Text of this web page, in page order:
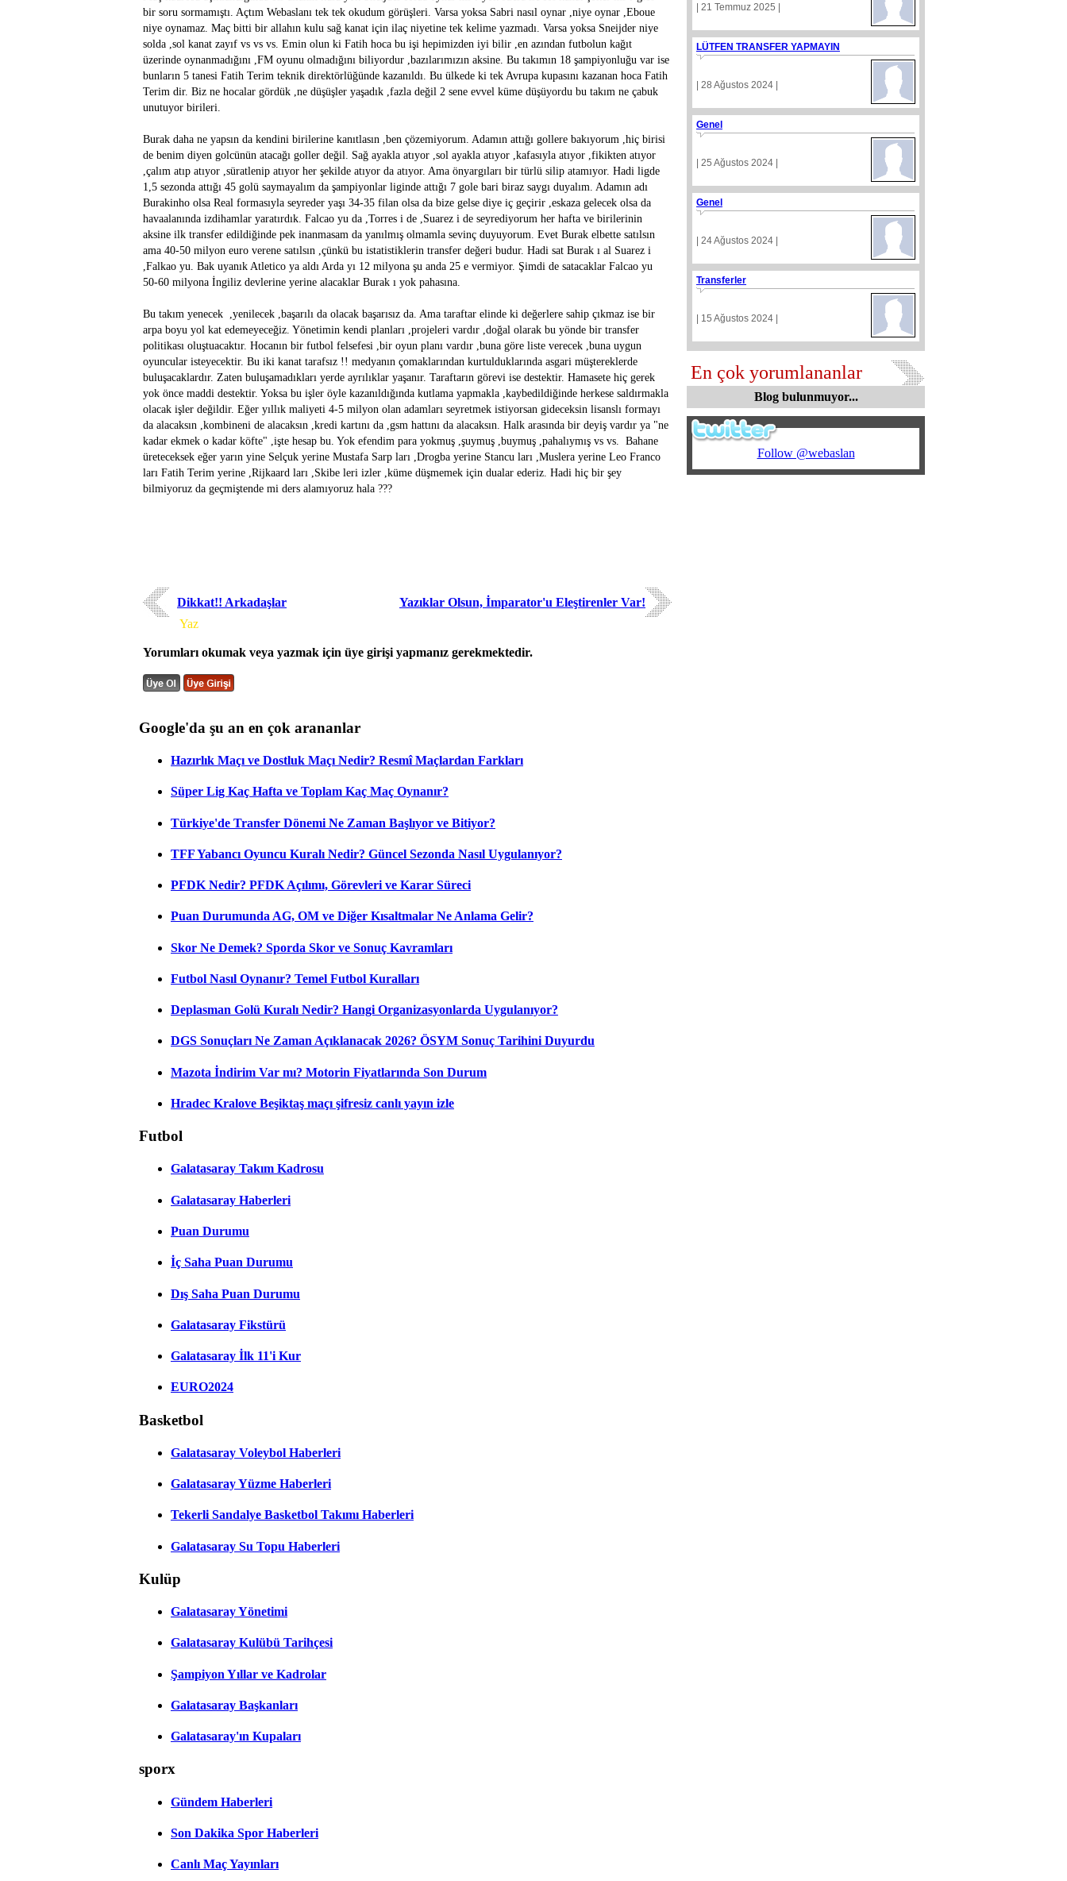
bir soru sormamıştı. Açtım Webaslanı tek tek okudum görüşleri. Varsa yoksa Sabri nasıl oynar ,niye oynar ,Eboue
niye oynamaz. Maç bitti bir allahın kulu sağ kanat için ilaç niyetine tek kelime yazmadı. Varsa yoksa Sneijder niye
solda ,sol kanat zayıf vs vs vs. Emin olun ki Fatih hoca bu işi hepimizden iyi bilir ,en azından futbolun kağıt
üzerinde oynanmadığını ,FM oyunu olmadığını biliyordur ,bazılarımızın aksine. Bu takımın 18 şampiyonluğu var ise
bunların 5 tanesi Fatih Terim teknik direktörlüğünde kazanıldı. Bu ülkede ki tek Avrupa kupasını kazanan hoca Fatih
Terim dir. Biz ne hocalar gördük ,ne düşüşler yaşadık ,fazla değil 2 sene evvel küme düşüyordu bu takım ne çabuk
unutuyor birileri.
Burak daha ne yapsın da kendini birilerine kanıtlasın ,ben çözemiyorum. Adamın attığı gollere bakıyorum ,hiç birisi
de benim diyen golcünün atacağı goller değil. Sağ ayakla atıyor ,sol ayakla atıyor ,kafasıyla atıyor ,fikikten atıyor
,çalım atıp atıyor ,süratlenip atıyor her şekilde atıyor da atıyor. Ama önyargıları bir türlü silip atamıyor. Hadi ligde
1,5 sezonda attığı 45 golü saymayalım da şampiyonlar liginde attığı 7 gole bari biraz saygı duyalım. Adamın adı
Burakinho olsa Real formasıyla seyreder yaşı 34-35 filan olsa da bize gelse diye iç geçirir ,eskaza gelecek olsa da
havaalanında izdihamlar yaratırdık. Falcao yu da ,Torres i de ,Suarez i de seyrediyorum her hafta ve birilerinin
aksine ilk transfer edildiğinde pek inanmasam da yanılmış olmamla sevinç duyuyorum. Evet Burak elbette satılsın
ama 40-50 milyon euro verene satılsın ,çünkü bu istatistiklerin transfer değeri budur. Hadi sat Burak ı al Suarez i
,Falkao yu. Bak uyanık Atletico ya aldı Arda yı 12 milyona şu anda 25 e vermiyor. Şimdi de satacaklar Falcao yu
50-60 milyona İngiliz devlerine yerine alacaklar Burak ı yok pahasına.
Bu takım yenecek ,yenilecek ,başarılı da olacak başarısız da. Ama taraftar elinde ki değerlere sahip çıkmaz ise bir
arpa boyu yol kat edemeyeceğiz. Yönetimin kendi planları ,projeleri vardır ,doğal olarak bu yönde bir transfer
politikası oluştuacaktır. Hocanın bir futbol felsefesi ,bir oyun planı vardır ,buna göre liste verecek ,buna uygun
oyuncular isteyecektir. Bu iki kanat tarafsız !! medyanın çomaklarından kurtulduklarında asgari müştereklerde
buluşacaklardır. Zaten buluşamadıkları yerde ayrılıklar yaşanır. Taraftarın görevi ise destektir. Hamasete hiç gerek
yok önce maddi destektir. Yoksa bu işler öyle kazanıldığında kutlama yapmakla ,kaybedildiğinde herkese saldırmakla
olacak işler değildir. Eğer yıllık maliyeti 4-5 milyon olan adamları seyretmek istiyorsan gideceksin lisanslı formayı
da alacaksın ,kombineni de alacaksın ,kredi kartını da ,gsm hattını da alacaksın. Halk arasında bir deyiş vardır ya "ne
kadar ekmek o kadar köfte" ,işte hesap bu. Yok efendim para yokmuş ,şuymuş ,buymuş ,pahalıymış vs vs. Bahane
üreteceksek eğer yarın yine Selçuk yerine Mustafa Sarp ları ,Drogba yerine Stancu ları ,Muslera yerine Leo Franco
ları Fatih Terim yerine ,Rijkaard ları ,Skibe leri izler ,küme düşmemek için dualar ederiz. Hadi hiç bir şey
bilmiyoruz da geçmiştende mi ders alamıyoruz hala ???
Dikkat!! Arkadaşlar
Yazıklar Olsun, İmparator'u Eleştirenler Var!
Yaz
Yorumları okumak veya yazmak için üye girişi yapmanız gerekmektedir.
| 21 Temmuz 2025 |
LÜTFEN TRANSFER YAPMAYIN
| 28 Ağustos 2024 |
Genel
| 25 Ağustos 2024 |
Genel
| 24 Ağustos 2024 |
Transferler
| 15 Ağustos 2024 |
En çok yorumlananlar
Blog bulunmuyor...
Follow @webaslan
Google'da şu an en çok arananlar
Hazırlık Maçı ve Dostluk Maçı Nedir? Resmî Maçlardan Farkları
Süper Lig Kaç Hafta ve Toplam Kaç Maç Oynanır?
Türkiye'de Transfer Dönemi Ne Zaman Başlıyor ve Bitiyor?
TFF Yabancı Oyuncu Kuralı Nedir? Güncel Sezonda Nasıl Uygulanıyor?
PFDK Nedir? PFDK Açılımı, Görevleri ve Karar Süreci
Puan Durumunda AG, OM ve Diğer Kısaltmalar Ne Anlama Gelir?
Skor Ne Demek? Sporda Skor ve Sonuç Kavramları
Futbol Nasıl Oynanır? Temel Futbol Kuralları
Deplasman Golü Kuralı Nedir? Hangi Organizasyonlarda Uygulanıyor?
DGS Sonuçları Ne Zaman Açıklanacak 2026? ÖSYM Sonuç Tarihini Duyurdu
Mazota İndirim Var mı? Motorin Fiyatlarında Son Durum
Hradec Kralove Beşiktaş maçı şifresiz canlı yayın izle
Futbol
Galatasaray Takım Kadrosu
Galatasaray Haberleri
Puan Durumu
İç Saha Puan Durumu
Dış Saha Puan Durumu
Galatasaray Fikstürü
Galatasaray İlk 11'i Kur
EURO2024
Basketbol
Galatasaray Voleybol Haberleri
Galatasaray Yüzme Haberleri
Tekerli Sandalye Basketbol Takımı Haberleri
Galatasaray Su Topu Haberleri
Kulüp
Galatasaray Yönetimi
Galatasaray Kulübü Tarihçesi
Şampiyon Yıllar ve Kadrolar
Galatasaray Başkanları
Galatasaray'ın Kupaları
sporx
Gündem Haberleri
Son Dakika Spor Haberleri
Canlı Maç Yayınları